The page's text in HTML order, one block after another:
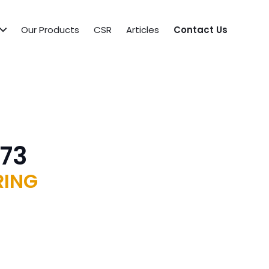
Our Products CSR Articles Contact Us